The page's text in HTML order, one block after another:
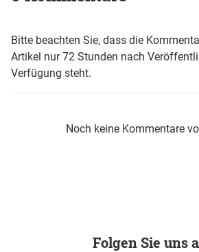
Bitte beachten Sie, dass die
Artikel nur 72 Stunden nach
Verfügung steht.
Noch keine Kommentare
Folgen Sie uns